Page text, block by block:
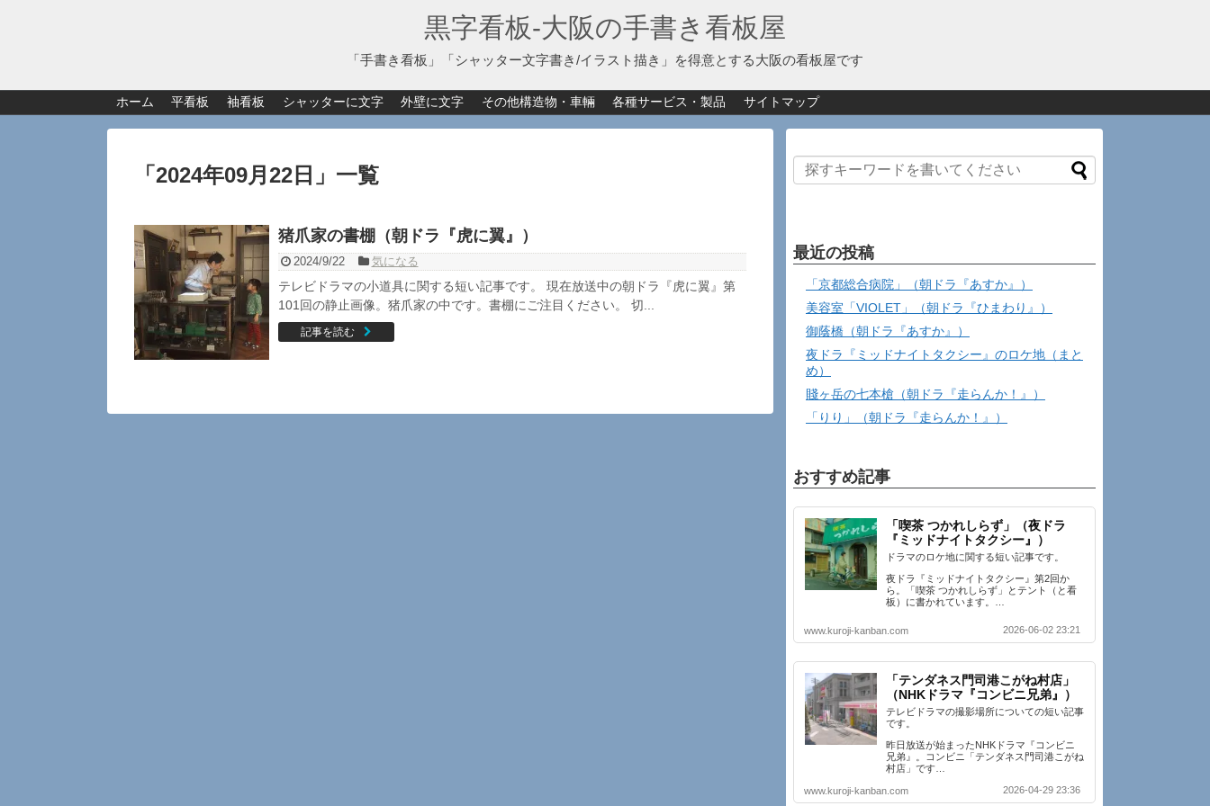
黒字看板‐大阪の手書き看板屋
「手書き看板」「シャッター文字書き/イラスト描き」を得意とする大阪の看板屋です
ホーム 平看板 袖看板 シャッターに文字 外壁に文字 その他構造物・車輛 各種サービス・製品 サイトマップ
「 2024年09月22日 」 一覧
猪爪家の書棚（朝ドラ『虎に翼』）
2024/9/22 気になる
テレビドラマの小道具に関する短い記事です。 現在放送中の朝ドラ『虎に翼』第
101回の静止画像。猪爪家の中です。書棚にご注目ください。 切...
記事を読む
最近の投稿
「京都総合病院」（朝ドラ『あすか』）
美容室「VIOLET」（朝ドラ『ひまわり』）
御蔭橋（朝ドラ『あすか』）
夜ドラ『ミッドナイトタクシー』のロケ地（まと
め）
賤ヶ岳の七本槍（朝ドラ『走らんか！』）
「りり」（朝ドラ『走らんか！』）
おすすめ記事
「喫茶 つかれしらず」（夜ドラ
『ミッドナイトタクシー』）
ドラマのロケ地に関する短い記事です。
夜ドラ『ミッドナイトタクシー』第2回か
ら。「喫茶 つかれしらず」とテント（と看
板）に書かれています。…
www.kuroji-kanban.com 2026-06-02 23:21
「テンダネス門司港こがね村店」
（NHKドラマ『コンビニ兄弟』）
テレビドラマの撮影場所についての短い記事
です。
昨日放送が始まったNHKドラマ『コンビニ
兄弟』。コンビニ「テンダネス門司港こがね
村店」です…
www.kuroji-kanban.com 2026-04-29 23:36